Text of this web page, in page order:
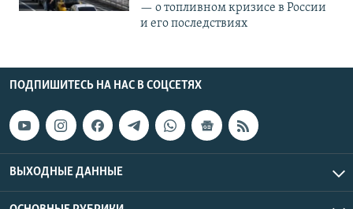
— о топливном кризисе в России
и его последствиях
ПОДПИШИТЕСЬ НА НАС В СОЦСЕТЯХ
ВЫХОДНЫЕ ДАННЫЕ